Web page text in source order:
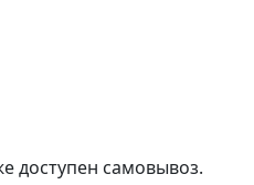
доступен самовывоз.